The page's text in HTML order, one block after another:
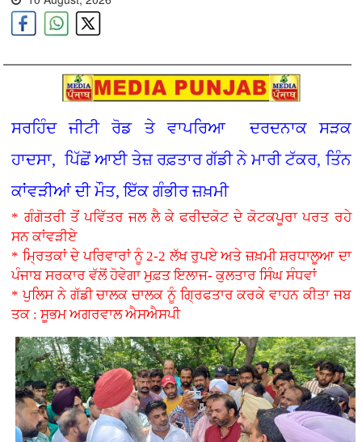
ਸਰਹਿੰਦ ਜੀਟੀ ਰੋਡ ਤੇ ਵਾਪਰਿਆ ਦਰਦਨਾਕ ਸੜਕ
ਹਾਦਸਾ, ਪਿੱਛੋਂ ਆਈ ਤੇਜ਼ ਰਫ਼ਤਾਰ ਗੱਡੀ ਨੇ ਮਾਰੀ ਟੱਕਰ, ਤਿੰਨ
ਕਾਂਵੜੀਆਂ ਦੀ ਮੌਤ, ਇੱਕ ਗੰਭੀਰ ਜ਼ਖ਼ਮੀ
* ਗੰਗੋਤਰੀ ਤੋਂ ਪਵਿੱਤਰ ਜਲ ਲੈ ਕੇ ਫਰੀਦਕੋਟ ਦੇ ਕੋਟਕਪੂਰਾ ਪਰਤ ਰਹੇ
ਸਨ ਕਾਂਵੜੀਏ
* ਮ੍ਰਿਤਕਾਂ ਦੇ ਪਰਿਵਾਰਾਂ ਨੂੰ 2-2 ਲੱਖ ਰੁਪਏ ਅਤੇ ਜ਼ਖ਼ਮੀ ਸ਼ਰਧਾਲੂਆ ਦਾ
ਪੰਜਾਬ ਸਰਕਾਰ ਵੱਲੋਂ ਹੋਵੇਗਾ ਮੁਫ਼ਤ ਇਲਾਜ- ਕੁਲਤਾਰ ਸਿੰਘ ਸੰਧਵਾਂ
* ਪੁਲਿਸ ਨੇ ਗੱਡੀ ਚਾਲਕ ਚਾਲਕ ਨੂੰ ਗ੍ਰਿਫਤਾਰ ਕਰਕੇ ਵਾਹਨ ਕੀਤਾ ਜਬ
ਤਕ : ਸੂਭਮ ਅਗਰਵਾਲ ਐਸਐਸਪੀ